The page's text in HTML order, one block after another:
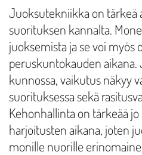
Juoksutekniikka on tärkeä
suorituksen kannalta.
juoksemista ja se voi myös
peruskuntokauden
kunnossa, vaikutus näkyy
suorituksessa sekä
Kehonhallinta on tärkeää
harjoitusten aikana, joten
monille nuorille